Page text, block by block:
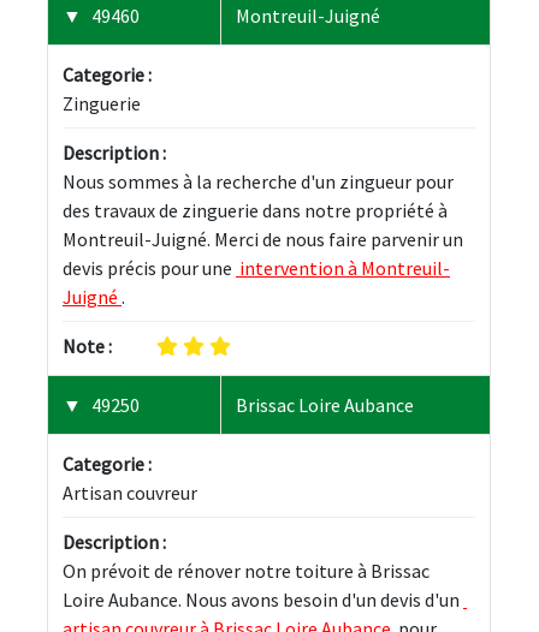
49460 Montreuil-Juigné
Categorie :
Zinguerie
Description :
Nous sommes à la recherche d'un zingueur pour
des travaux de zinguerie dans notre propriété à
Montreuil-Juigné. Merci de nous faire parvenir un
devis précis pour une intervention à Montreuil-
Juigné .
Note :
49250 Brissac Loire Aubance
Categorie :
Artisan couvreur
Description :
On prévoit de rénover notre toiture à Brissac
Loire Aubance. Nous avons besoin d'un devis d'un